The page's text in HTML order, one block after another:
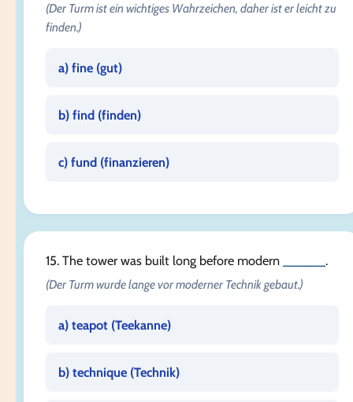
(Der Turm ist ein wichtiges Wahrzeichen, daher ist er leicht zu
finden.)
a) fine (gut)
b) find (finden)
c) fund (finanzieren)
15. The tower was built long before modern .
(Der Turm wurde lange vor moderner Technik gebaut.)
a) teapot (Teekanne)
b) technique (Technik)